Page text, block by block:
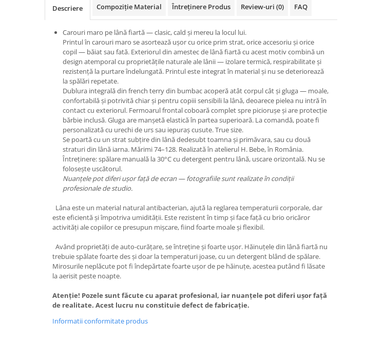
Descriere Compoziție Material Întreținere Produs Review-uri (0) FAQ
Carouri maro pe lână fiartă — clasic, cald și mereu la locul lui.
Printul în carouri maro se asortează ușor cu orice prim strat, orice accesoriu și orice
copil — băiat sau fată. Exteriorul din amestec de lână fiartă cu acest motiv combină un
design atemporal cu proprietățile naturale ale lânii — izolare termică, respirabilitate și
rezistență la purtare îndelungată. Printul este integrat în material și nu se deteriorează
la spălări repetate.
Dublura integrală din french terry din bumbac acoperă atât corpul cât și gluga — moale,
confortabilă și potrivită chiar și pentru copiii sensibili la lână, deoarece pielea nu intră în
contact cu exteriorul. Fermoarul frontal coboară complet spre piciorușe și are protecție
bărbie inclusă. Gluga are manșetă elastică în partea superioară. La comandă, poate fi
personalizată cu urechi de urs sau iepuraș cusute. True size.
Se poartă cu un strat subțire din lână dedesubt toamna și primăvara, sau cu două
straturi din lână iarna. Mărimi 74–128. Realizată în atelierul H. Bebe, în România.
Întreținere: spălare manuală la 30°C cu detergent pentru lână, uscare orizontală. Nu se
folosește uscătorul.
Nuanțele pot diferi ușor față de ecran — fotografiile sunt realizate în condiții
profesionale de studio.
Lâna este un material natural antibacterian, ajută la reglarea temperaturii corporale, dar
este eficientă și împotriva umidității. Este rezistent în timp și face față cu brio oricăror
activități ale copiilor ce presupun mișcare, fiind foarte moale și flexibil.
Având proprietăți de auto-curățare, se întreține și foarte ușor. Hăinuțele din lână fiartă nu
trebuie spălate foarte des și doar la temperaturi joase, cu un detergent blând de spălare.
Mirosurile neplăcute pot fi îndepărtate foarte ușor de pe hăinuțe, acestea putând fi lăsate
la aerisit peste noapte.
Atenție! Pozele sunt făcute cu aparat profesional, iar nuanțele pot diferi ușor față
de realitate. Acest lucru nu constituie defect de fabricație.
Informatii conformitate produs